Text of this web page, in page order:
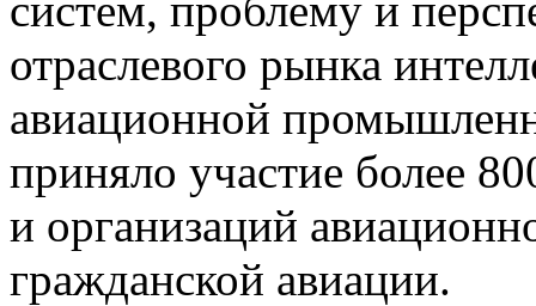
отраслевого рынка
авиационной
приняло участие более
и организаций
гражданской авиации.